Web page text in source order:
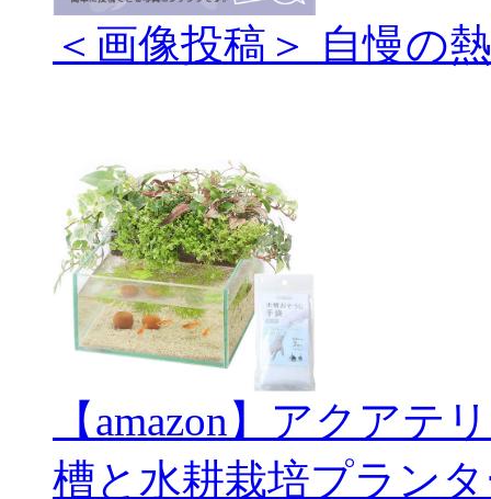
＜画像投稿＞ 自慢の
【amazon】アクアテ
槽と水耕栽培プラン